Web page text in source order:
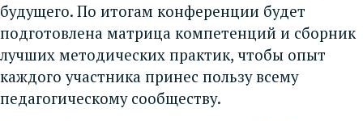
будущего. По итогам конференции будет
подготовлена матрица компетенций и сборник
лучших методических практик, чтобы опыт
каждого участника принес пользу всему
педагогическому сообществу.